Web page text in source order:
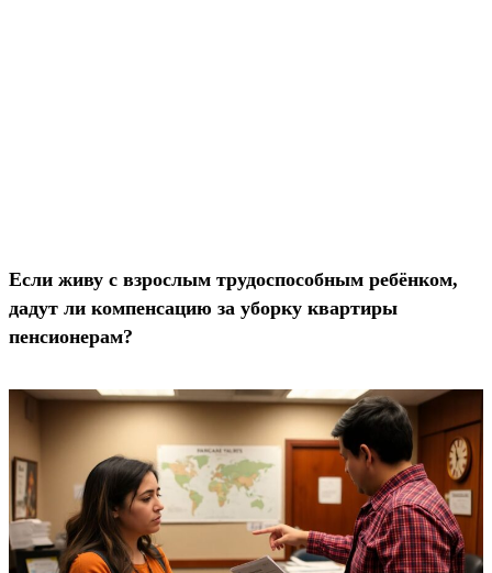
Если живу с взрослым трудоспособным ребёнком,
дадут ли компенсацию за уборку квартиры
пенсионерам?